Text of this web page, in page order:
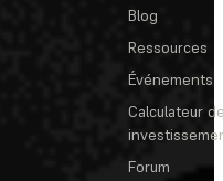
Blog
Ressources
Événements
Calculateur
Forum